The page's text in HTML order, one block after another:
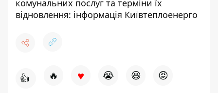
комунальних послуг та терміни їх
відновлення: інформація Київтеплоенерго
👍 🔥 ♥ 😭 😆 😡